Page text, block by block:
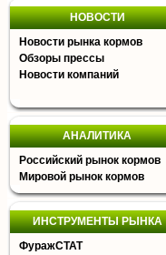
НОВОСТИ
Новости рынка кормов
Обзоры прессы
Новости компаний
АНАЛИТИКА
Российский рынок кормов
Мировой рынок кормов
ИНСТРУМЕНТЫ РЫНКА
ФуражСТАТ